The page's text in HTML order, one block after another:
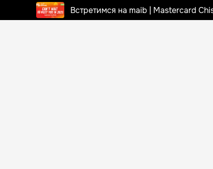
Встретимся на maib | Mastercard